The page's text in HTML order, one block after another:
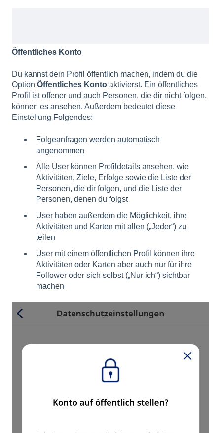
Öffentliches Konto
Du kannst dein Profil öffentlich machen, indem du die
Option Öffentliches Konto aktivierst. Ein öffentliches
Profil ist offener und auch Personen, die dir nicht folgen,
können es ansehen. Außerdem bedeutet diese
Einstellung Folgendes:
Folgeanfragen werden automatisch
angenommen
Alle User können Profildetails ansehen, wie
Aktivitäten, Ziele, Erfolge sowie die Liste der
Personen, die dir folgen, und die Liste der
Personen, denen du folgst
User haben außerdem die Möglichkeit, ihre
Aktivitäten und Karten mit allen („Jeder“) zu
teilen
User mit einem öffentlichen Profil können ihre
Aktivitäten oder Karten aber auch nur für ihre
Follower oder sich selbst („Nur ich“) sichtbar
machen